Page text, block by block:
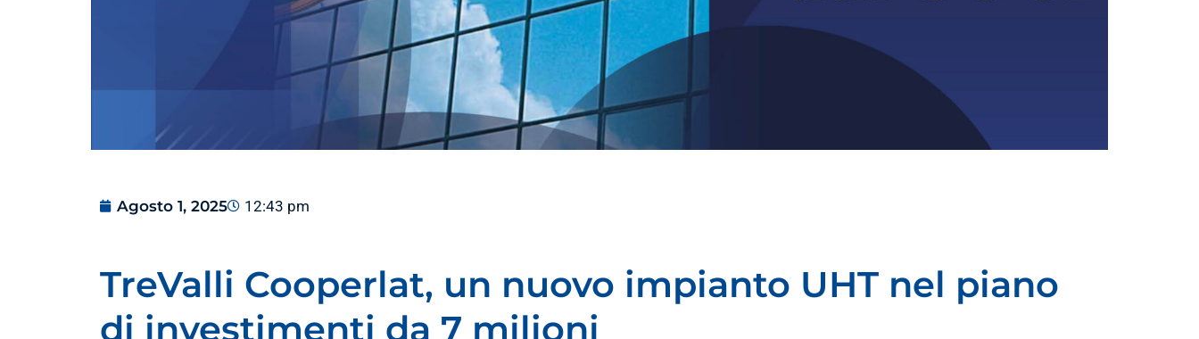
Agosto 1, 2025 12:43 pm
TreValli Cooperlat, un nuovo impianto UHT nel piano
di investimenti da 7 milioni